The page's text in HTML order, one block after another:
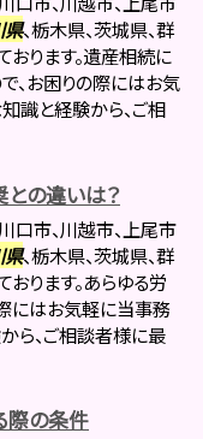
県、栃木県、茨城県、群
おります。遺産相続に
、お困りの際にはお気
識と経験から、ご相
の違いは？
口市、川越市、上尾市
県、栃木県、茨城県、群
ります。あらゆる労
にはお気軽に当事務
ら、ご相談者様に最
際の条件